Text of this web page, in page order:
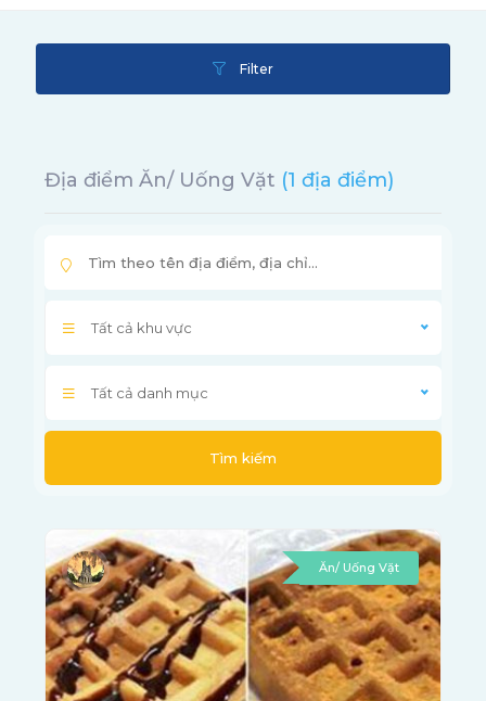
Filter
Địa điểm Ăn/ Uống Vặt (1 địa điểm)
Tất cả khu vực
Tất cả danh mục
Tìm kiếm
Ăn/ Uống Vặt